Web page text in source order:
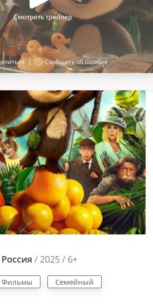
Сообщить об ошибке
Смотреть трейлер
Россия / 2025 / 6+
Фильмы Семейный